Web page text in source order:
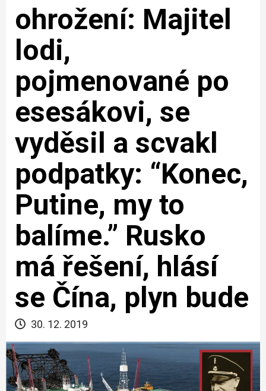
ohrožení: Majitel
lodi,
pojmenované po
esesákovi, se
vyděsil a scvakl
podpatky: “Konec,
Putine, my to
balíme.” Rusko
má řešení, hlásí
se Čína, plyn bude
30. 12. 2019